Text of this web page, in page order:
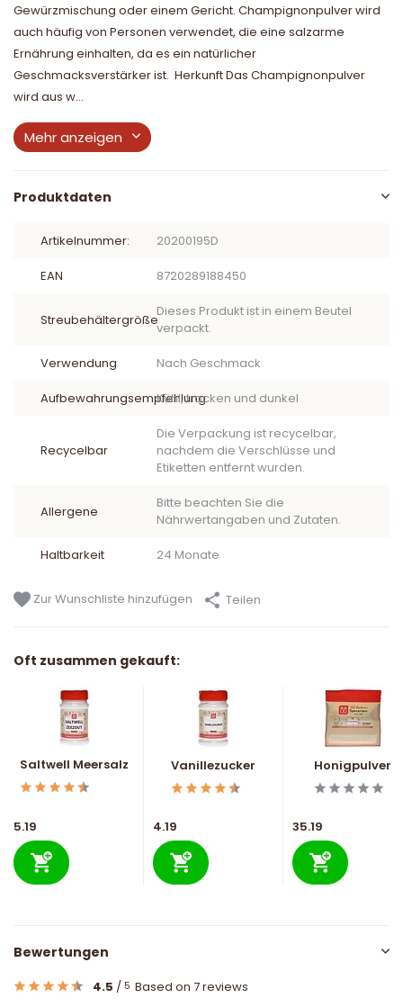
Gewürzmischung oder einem Gericht. Champignonpulver wird
auch häufig von Personen verwendet, die eine salzarme
Ernährung einhalten, da es ein natürlicher
Geschmacksverstärker ist. Herkunft Das Champignonpulver
wird aus w...
Mehr anzeigen
Produktdaten
Artikelnummer: 20200195D
EAN 8720289188450
StreubehältergrößeDieses Produkt ist in einem Beutel
verpackt.
Verwendung Nach Geschmack
AufbewahrungsempfehlungKühl, trocken und dunkel
Recycelbar
Die Verpackung ist recycelbar,
nachdem die Verschlüsse und
Etiketten entfernt wurden.
Allergene
Bitte beachten Sie die
Nährwertangaben und Zutaten.
Haltbarkeit 24 Monate
Zur Wunschliste hinzufügen Teilen
Oft zusammen gekauft:
Saltwell Meersalz
5.19
Vanillezucker
4.19
Honigpulver
35.19
Bewertungen
4.5 / 5 Based on 7 reviews